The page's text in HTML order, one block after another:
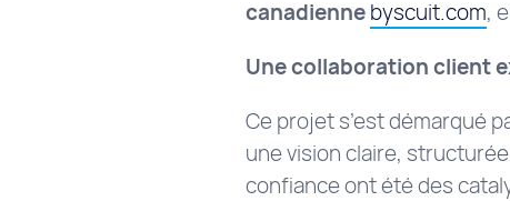
canadienne byscuit.com,
Une collaboration client
Ce projet s’est démarqué
une vision claire,
confiance ont été des